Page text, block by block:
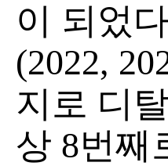
이 되었
(2022,
지로 디
상 8번째